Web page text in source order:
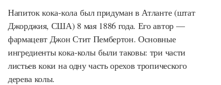
Напиток кока-кола был придуман в Атланте (штат
Джорджия, США) 8 мая 1886 года. Его автор —
фармацевт Джон Стит Пембертон. Основные
ингредиенты кока-колы были таковы: три части
листьев коки на одну часть орехов тропического
дерева колы.